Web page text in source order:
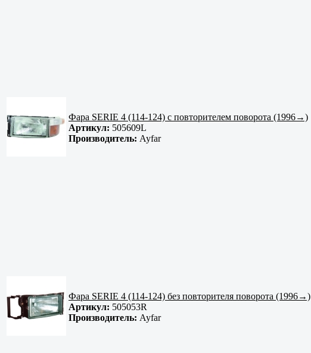
Фара SERIE 4 (114-124) с повторителем поворота (1996→)
Артикул: 505609L
Производитель: Ayfar
Фара SERIE 4 (114-124) без повторителя поворота (1996→)
Артикул: 505053R
Производитель: Ayfar